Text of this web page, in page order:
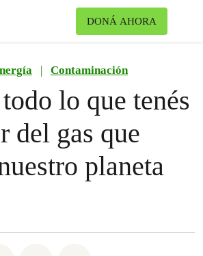
DONÁ AHORA
| Contaminación
lo que tenés
del gas que
planeta